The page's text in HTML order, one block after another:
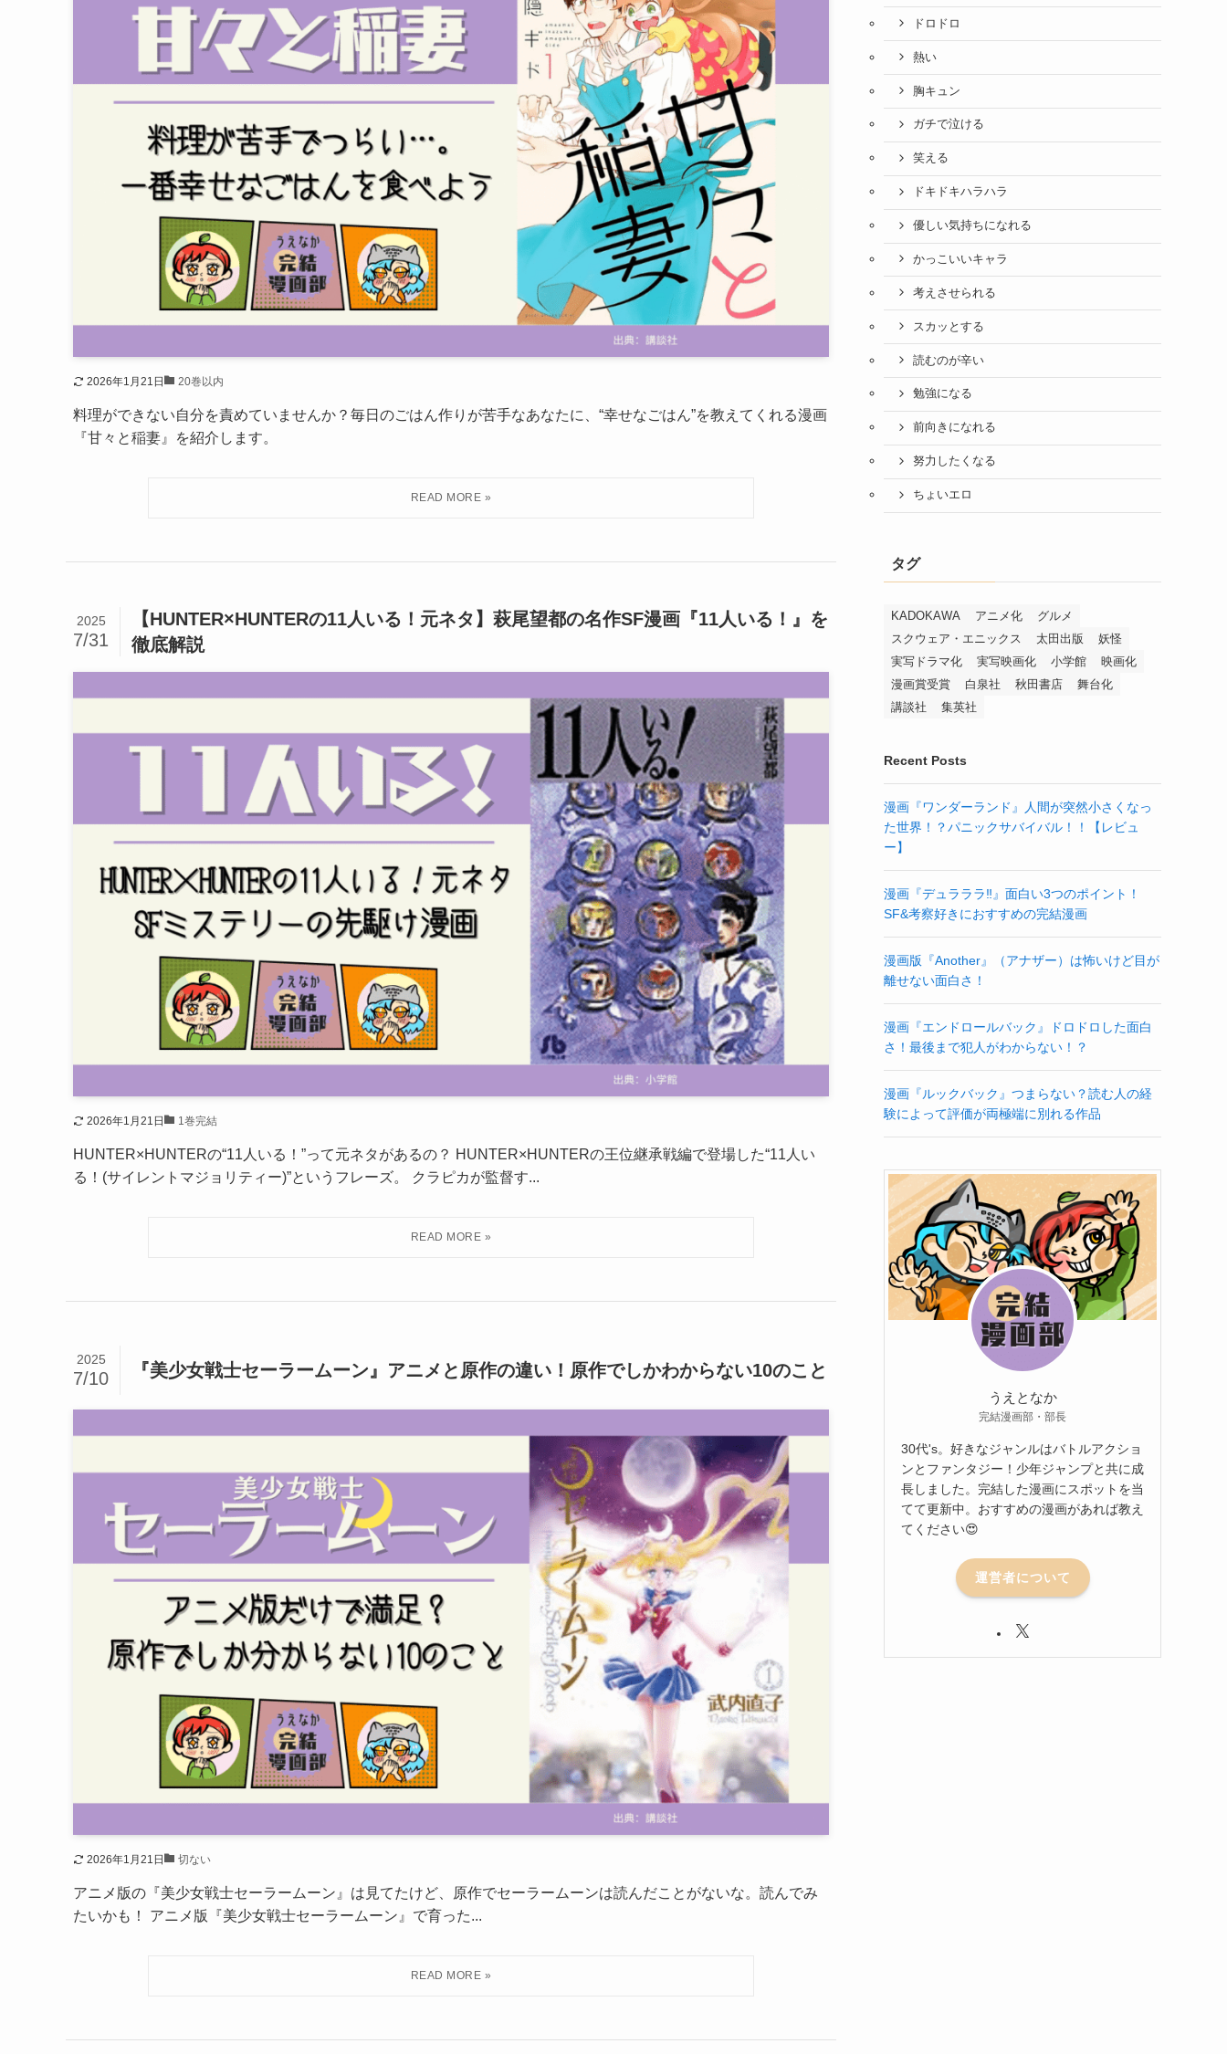
2026年1月21日 20巻以内
料理ができない自分を責めていませんか？毎日のごはん作りが苦手なあなたに、“幸せなごはん”を教えてくれる漫画
『甘々と稲妻』を紹介します。
【HUNTER×HUNTERの11人いる！元ネタ】萩尾望都の名作SF漫画『11人いる！』を
徹底解説
2025
7/31
2026年1月21日 1巻完結
HUNTER×HUNTERの“11人いる！”って元ネタがあるの？ HUNTER×HUNTERの王位継承戦編で登場した“11人い
る！(サイレントマジョリティー)”というフレーズ。 クラピカが監督す...
『美少女戦士セーラームーン』アニメと原作の違い！原作でしかわからない10のこと
2025
7/10
2026年1月21日 切ない
アニメ版の『美少女戦士セーラームーン』は見てたけど、原作でセーラームーンは読んだことがないな。読んでみ
たいかも！ アニメ版『美少女戦士セーラームーン』で育った...
ドロドロ
熱い
胸キュン
ガチで泣ける
笑える
ドキドキハラハラ
優しい気持ちになれる
かっこいいキャラ
考えさせられる
スカッとする
読むのが辛い
勉強になる
前向きになれる
努力したくなる
ちょいエロ
タグ
KADOKAWA アニメ化
グルメ
スクウェア・エニックス
太田出版
妖怪
実写ドラマ化
実写映画化 小学館
映画化
漫画賞受賞
白泉社 秋田書店
舞台化
講談社
集英社
Recent Posts
漫画『ワンダーランド』人間が突然小さくなっ
た世界！？パニックサバイバル！！【レビュ
ー】
漫画『デュラララ‼』面白い3つのポイント！
SF&考察好きにおすすめの完結漫画
漫画版『Another』（アナザー）は怖いけど目が
離せない面白さ！
漫画『エンドロールバック』ドロドロした面白
さ！最後まで犯人がわからない！？
漫画『ルックバック』つまらない？読む人の経
験によって評価が両極端に別れる作品
うえとなか
完結漫画部・部長
30代's。好きなジャンルはバトルアクショ
ンとファンタジー！少年ジャンプと共に成
長しました。完結した漫画にスポットを当
てて更新中。おすすめの漫画があれば教え
てください😍
運営者について